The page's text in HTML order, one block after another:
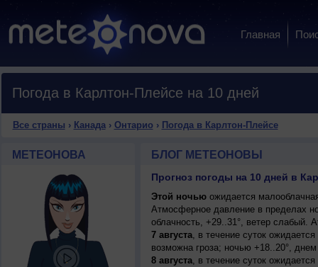
Главная
Погода в Карлтон-Плейсе на 10 дней
Все страны › Канада› Онтарио › Погода в Карлтон-Плейсе
МЕТЕОНОВА БЛОГ МЕТЕОНОВЫ
Прогноз погоды на 10 дней в
Этой ночьюожидается
Атмосферное давление в пределах
облачность, +29..31°, ветер
7 августа, в течение суток
возможна гроза; ночью +18..20°,
8 августа, в течение суток